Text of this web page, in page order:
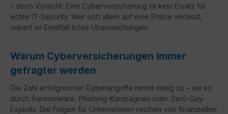
– doch Vorsicht: Eine Cyberversicherung ist kein Ersatz für
echte IT-Security. Wer sich allein auf eine Police verlässt,
riskiert im Ernstfall böse Überraschungen.
Warum Cyberversicherungen immer
gefragter werden
Die Zahl erfolgreicher Cyberangriffe nimmt stetig zu – sei es
durch Ransomware, Phishing-Kampagnen oder Zero-Day-
Exploits. Die Folgen für Unternehmen reichen von finanziellen